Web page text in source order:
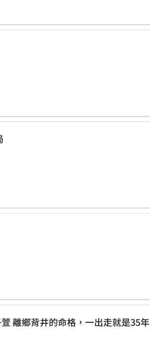
【福建代表】 原本只想存到10萬人民幣就回家 優世德 詹子萱 離鄉背井的命格，一出走就是35年